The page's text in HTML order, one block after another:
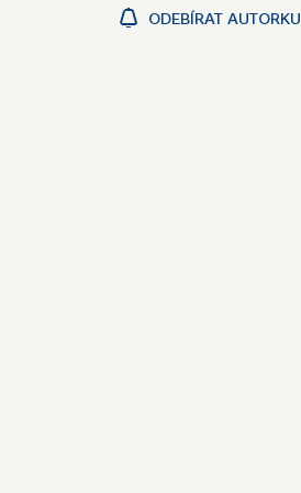
ODEBÍRAT AUTORKU